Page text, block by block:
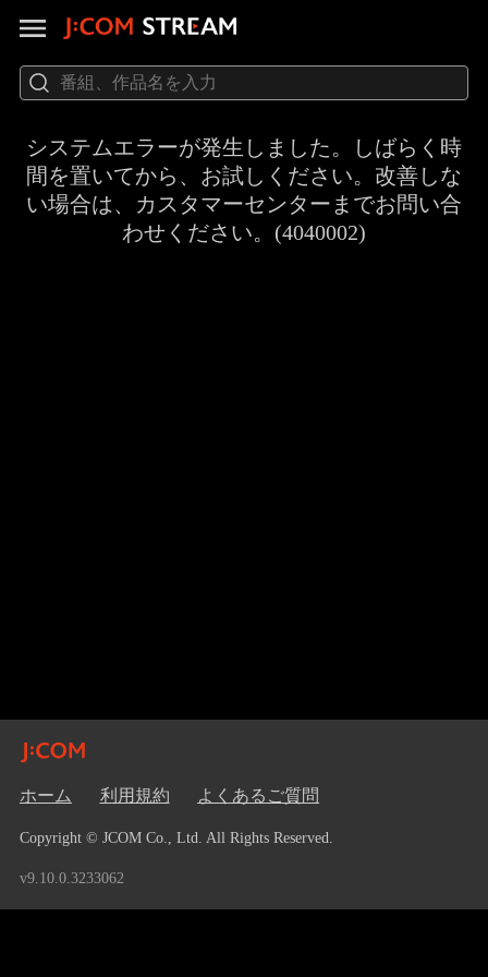
システムエラーが発生しました。しばらく時
間を置いてから、お試しください。改善しな
い場合は、カスタマーセンターまでお問い合
わせください。(4040002)
ホーム 利用規約 よくあるご質問
Copyright © JCOM Co., Ltd. All Rights Reserved.
v9.10.0.3233062